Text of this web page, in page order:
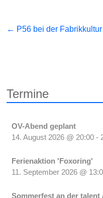
← P56 bei der
Termine
OV-Abend geplant
14. August 2026 @20:00 -
Ferienaktion 'Foxoring'
11. September 2026 @
Sommerfest an der talent